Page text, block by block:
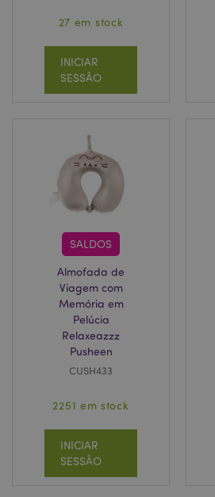
27 em stock
INICIAR
SESSÃO
SALDOS
Almofada de
Viagem com
Memória em
Pelúcia
Relaxeazzz
Pusheen
CUSH433
2251 em stock
INICIAR
SESSÃO